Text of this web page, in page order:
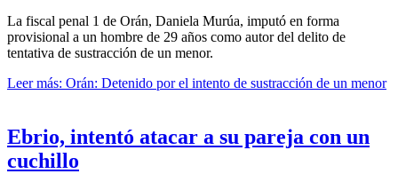
La fiscal penal 1 de Orán, Daniela Murúa, imputó en forma
provisional a un hombre de 29 años como autor del delito de
tentativa de sustracción de un menor.
Leer más: Orán: Detenido por el intento de sustracción de un menor
Ebrio, intentó atacar a su pareja con un
cuchillo